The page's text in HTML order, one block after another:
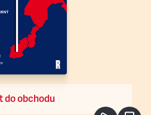
do obchodu